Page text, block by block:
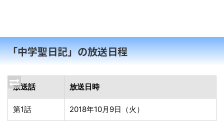
「中学聖日記」の放送日程
放送話 放送日時
第1話 2018年10月9日（火）